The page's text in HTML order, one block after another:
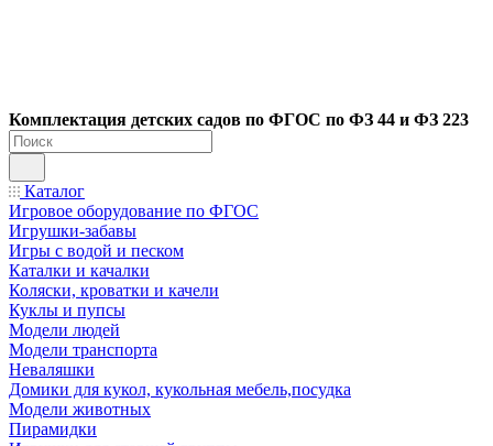
Комплектация детских садов по ФГОC по ФЗ 44 и ФЗ 223
Каталог
Игровое оборудование по ФГОС
Игрушки-забавы
Игры с водой и песком
Каталки и качалки
Коляски, кроватки и качели
Куклы и пупсы
Модели людей
Модели транспорта
Неваляшки
Домики для кукол, кукольная мебель,посудка
Модели животных
Пирамидки